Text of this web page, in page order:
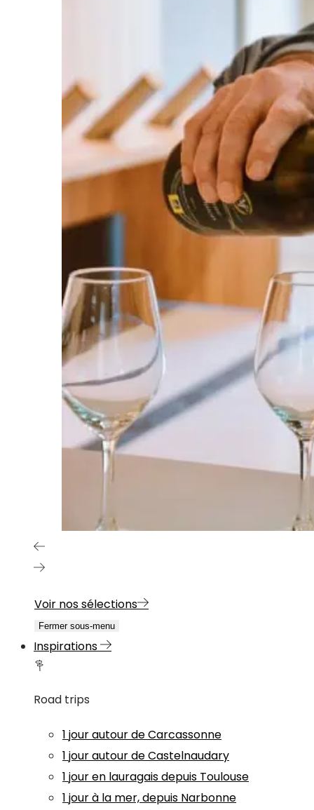
Voir nos sélections
Fermer sous-menu
Inspirations
Road trips
1 jour autour de Carcassonne
1 jour autour de Castelnaudary
1 jour en lauragais depuis Toulouse
1 jour à la mer, depuis Narbonne